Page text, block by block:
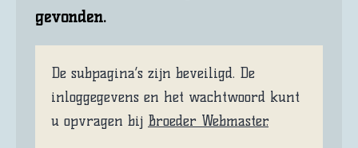
gevonden.
De subpagina’s zijn beveiligd. De
inloggegevens en het wachtwoord kunt
u opvragen bij Broeder Webmaster.